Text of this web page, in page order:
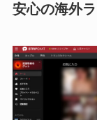
安心の海外